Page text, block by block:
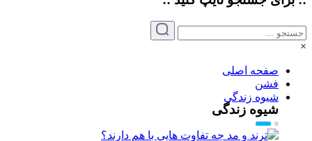
×
صفحه اصلی
فشن
شیوه زندگی
شیوه زندگی